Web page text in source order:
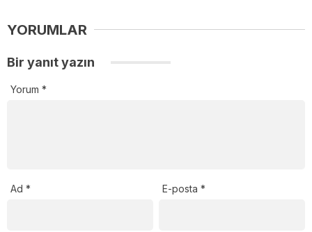
YORUMLAR
Bir yanıt yazın
Yorum *
Ad * E-posta*